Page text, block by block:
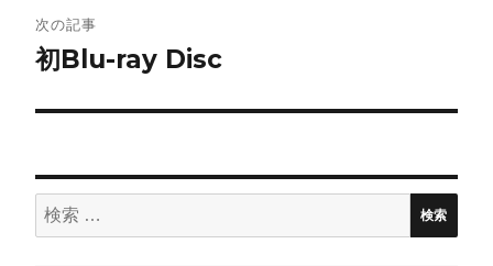
ビ
ゲ
ー
ョ
ン
次の記事
初Blu-ray Disc
検
索:
検索